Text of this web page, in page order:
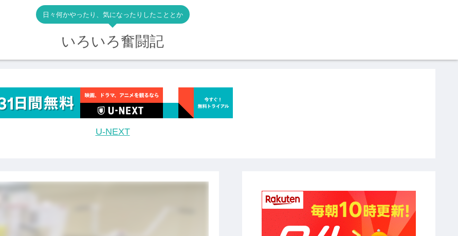
日々何かやったり、気になったりしたこととか
いろいろ奮闘記
U-NEXT